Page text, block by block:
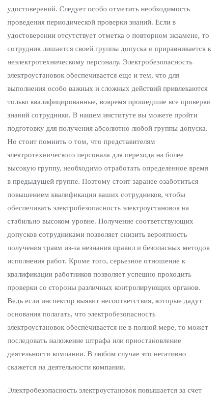
удостоверений. Следует особо отметить необходимость
проведения периодической проверки знаний. Если в
удостоверении отсутствует отметка о повторном экзамене, то
сотрудник лишается своей группы допуска и приравнивается к
неэлектротехническому персоналу. Электробезопасность
электроустановок обеспечивается еще и тем, что для
выполнения особо важных и сложных действий привлекаются
только квалифицированные, вовремя прошедшие все проверки
знаний сотрудники. В нашем институте вы можете пройти
подготовку для получения абсолютно любой группы допуска.
Но стоит помнить о том, что представителям
электротехнического персонала для перехода на более
высокую группу, необходимо отработать определенное время
в предыдущей группе. Поэтому стоит заранее озаботиться
повышением квалификации ваших сотрудников, чтобы
обеспечивать электробезопасность электроустановок на
стабильно высоком уровне. Получение соответствующих
допусков сотрудниками позволяет снизить вероятность
получения травм из-за незнания правил и безопасных методов
исполнения работ. Кроме того, серьезное отношение к
квалификации работников позволяет успешно проходить
проверки со стороны различных контролирующих органов.
Ведь если инспектор выявит несоответствия, которые дадут
основания полагать, что электробезопасность
электроустановок обеспечивается не в полной мере, то может
последовать наложение штрафа или приостановление
деятельности компании. В любом случае это негативно
скажется на деятельности компании.
Электробезопасность электроустановок повышается за счет